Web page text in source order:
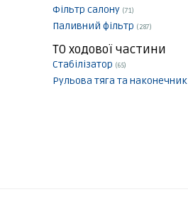
Фільтр салону (71)
Паливний фільтр (287)
ТО ходової частини
Стабілізатор (65)
Рульова тяга та наконечник